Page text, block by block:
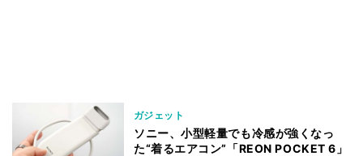
ガジェット
ソニー、小型軽量でも冷感が強くなっ
た“着るエアコン”「REON POCKET 6」